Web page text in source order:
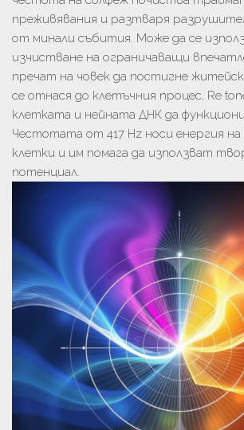
преживявания и разтваря
от минали събития. Може да се
изчистване на ограничаващи
пречат на човек да постигне
се отнася до клетъчния процес, Re
клетката и нейната ДНК да
Честотата от 417 Hz носи енергия
клетки и им помага да използват
потенциал.